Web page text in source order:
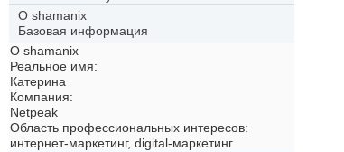
О shamanix
Базовая информация
О shamanix
Реальное имя:
Катерина
Компания:
Netpeak
Область профессиональных интересов:
интернет-маркетинг, digital-маркетинг